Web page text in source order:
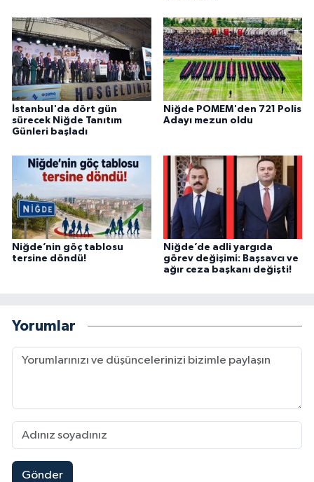
İstanbul'da dört gün
sürecek Niğde Tanıtım
Günleri başladı
Niğde POMEM'den 721 Polis
Adayı mezun oldu
Niğde’nin göç tablosu
tersine döndü!
Niğde’de adli yargıda
görev değişimi: Başsavcı ve
ağır ceza başkanı değişti!
Yorumlar
Gönder